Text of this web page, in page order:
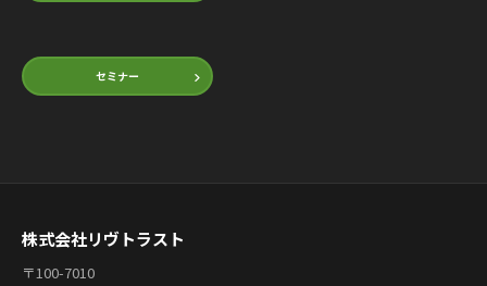
セミナー
株式会社リヴトラスト
〒100-7010